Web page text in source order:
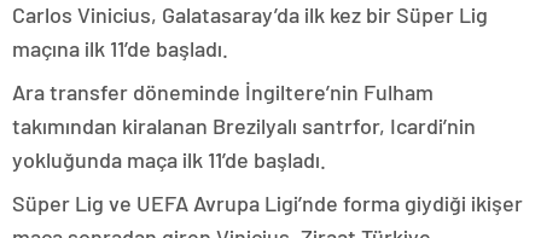
Carlos Vinicius, Galatasaray’da ilk kez bir Süper Lig
maçına ilk 11’de başladı.
Ara transfer döneminde İngiltere’nin Fulham
takımından kiralanan Brezilyalı santrfor, Icardi’nin
yokluğunda maça ilk 11’de başladı.
Süper Lig ve UEFA Avrupa Ligi’nde forma giydiği ikişer